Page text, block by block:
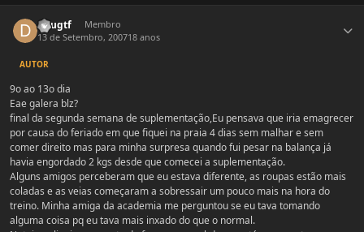
Dougtf
Membro
13 de Setembro, 200718 anos
AUTOR
9o ao 13o dia
Eae galera blz?
final da segunda semana de suplementação,Eu pensava que iria emagrecer
por causa do feriado em que fiquei na praia 4 dias sem malhar e sem
comer direito mas para minha surpresa quando fui pesar na balança já
havia engordado 2 kgs desde que comecei a suplementação.
Alguns amigos perceberam que eu estava diferente, as roupas estão mais
coladas e as veias começaram a sobressair um pouco mais na hora do
treino. Minha amiga da academia me perguntou se eu tava tomando
alguma coisa pq eu tava mais inxado do que o normal.